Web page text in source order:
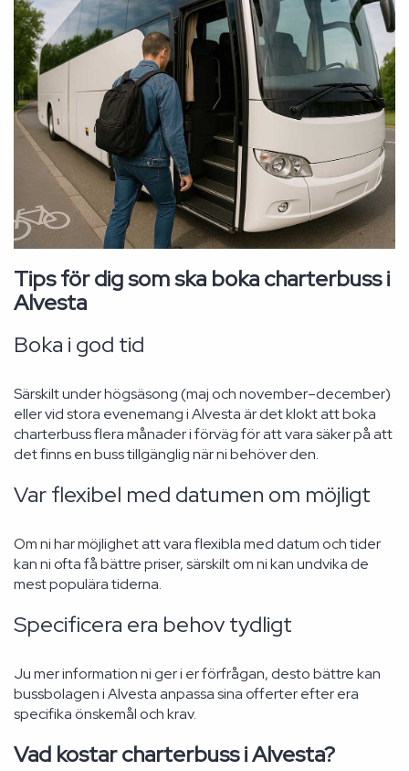
Tips för dig som ska boka charterbuss i
Alvesta
Boka i god tid
Särskilt under högsäsong (maj och november–december)
eller vid stora evenemang i Alvesta är det klokt att boka
charterbuss flera månader i förväg för att vara säker på att
det finns en buss tillgänglig när ni behöver den.
Var flexibel med datumen om möjligt
Om ni har möjlighet att vara flexibla med datum och tider
kan ni ofta få bättre priser, särskilt om ni kan undvika de
mest populära tiderna.
Specificera era behov tydligt
Ju mer information ni ger i er förfrågan, desto bättre kan
bussbolagen i Alvesta anpassa sina offerter efter era
specifika önskemål och krav.
Vad kostar charterbuss i Alvesta?